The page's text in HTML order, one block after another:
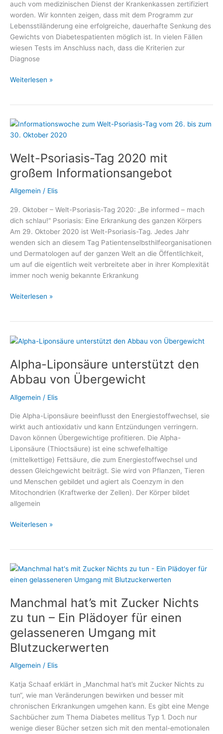
auch vom medizinischen Dienst der Krankenkassen zertifiziert
worden. Wir konnten zeigen, dass mit dem Programm zur
Lebensstiländerung eine erfolgreiche, dauerhafte Senkung des
Gewichts von Diabetespatienten möglich ist. In vielen Fällen
wiesen Tests im Anschluss nach, dass die Kriterien zur
Diagnose
Diabetes
Weiterlesen »
Welt-Psoriasis-Tag 2020 mit
großem Informationsangebot
Allgemein / Elis
29. Oktober – Welt-Psoriasis-Tag 2020: „Be informed – mach
dich schlau!“ Psoriasis: Eine Erkrankung des ganzen Körpers
Am 29. Oktober 2020 ist Welt-Psoriasis-Tag. Jedes Jahr
wenden sich an diesem Tag Patientenselbsthilfeorganisationen
und Dermatologen auf der ganzen Welt an die Öffentlichkeit,
um auf die eigentlich weit verbreitete aber in ihrer Komplexität
immer noch wenig bekannte Erkrankung
Welt-
mit
Informationsangebot
Weiterlesen »
Alpha-Liponsäure unterstützt den
Abbau von Übergewicht
Allgemein / Elis
Die Alpha-Liponsäure beeinflusst den Energiestoffwechsel, sie
wirkt auch antioxidativ und kann Entzündungen verringern.
Davon können Übergewichtige profitieren. Die Alpha-
Liponsäure (Thioctsäure) ist eine schwefelhaltige
(mittelkettige) Fettsäure, die zum Energiestoffwechsel und
dessen Gleichgewicht beiträgt. Sie wird von Pflanzen, Tieren
und Menschen gebildet und agiert als Coenzym in den
Mitochondrien (Kraftwerke der Zellen). Der Körper bildet
allgemein
Alpha-
Abbau
von
Weiterlesen »
Manchmal hat’s mit Zucker Nichts
zu tun – Ein Plädoyer für einen
gelasseneren Umgang mit
Blutzuckerwerten
Allgemein / Elis
Katja Schaaf erklärt in „Manchmal hat’s mit Zucker Nichts zu
tun“, wie man Veränderungen bewirken und besser mit
chronischen Erkrankungen umgehen kann. Es gibt eine Menge
Sachbücher zum Thema Diabetes mellitus Typ 1. Doch nur
wenige dieser Bücher setzen sich mit den mental-emotionalen